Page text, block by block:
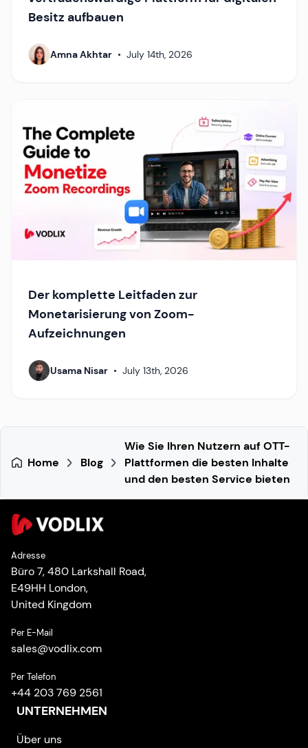
Besitz aufbauen
Amna Akhtar • July 14th, 2026
Der komplette Leitfaden zur
Monetarisierung von Zoom-
Aufzeichnungen
Usama Nisar • July 13th, 2026
Home Blog
Wie Sie Ihren Nutzern auf OTT-
Plattformen die besten Inhalte
und den besten Service bieten
Adresse
Büro 7, 480 Larkshall Road,
E49HH London,
United Kingdom
Per E-Mail
sales@vodlix.com
Per Telefon
+44 203 769 2561
UNTERNEHMEN
Über uns